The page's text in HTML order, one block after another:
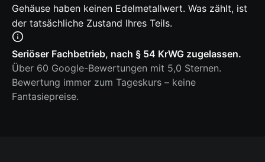
Gehäuse haben keinen Edelmetallwert. Was zählt, ist
der tatsächliche Zustand Ihres Teils.
Seriöser Fachbetrieb, nach § 54 KrWG zugelassen.
Über 60 Google-Bewertungen mit 5,0 Sternen.
Bewertung immer zum Tageskurs – keine
Fantasiepreise.